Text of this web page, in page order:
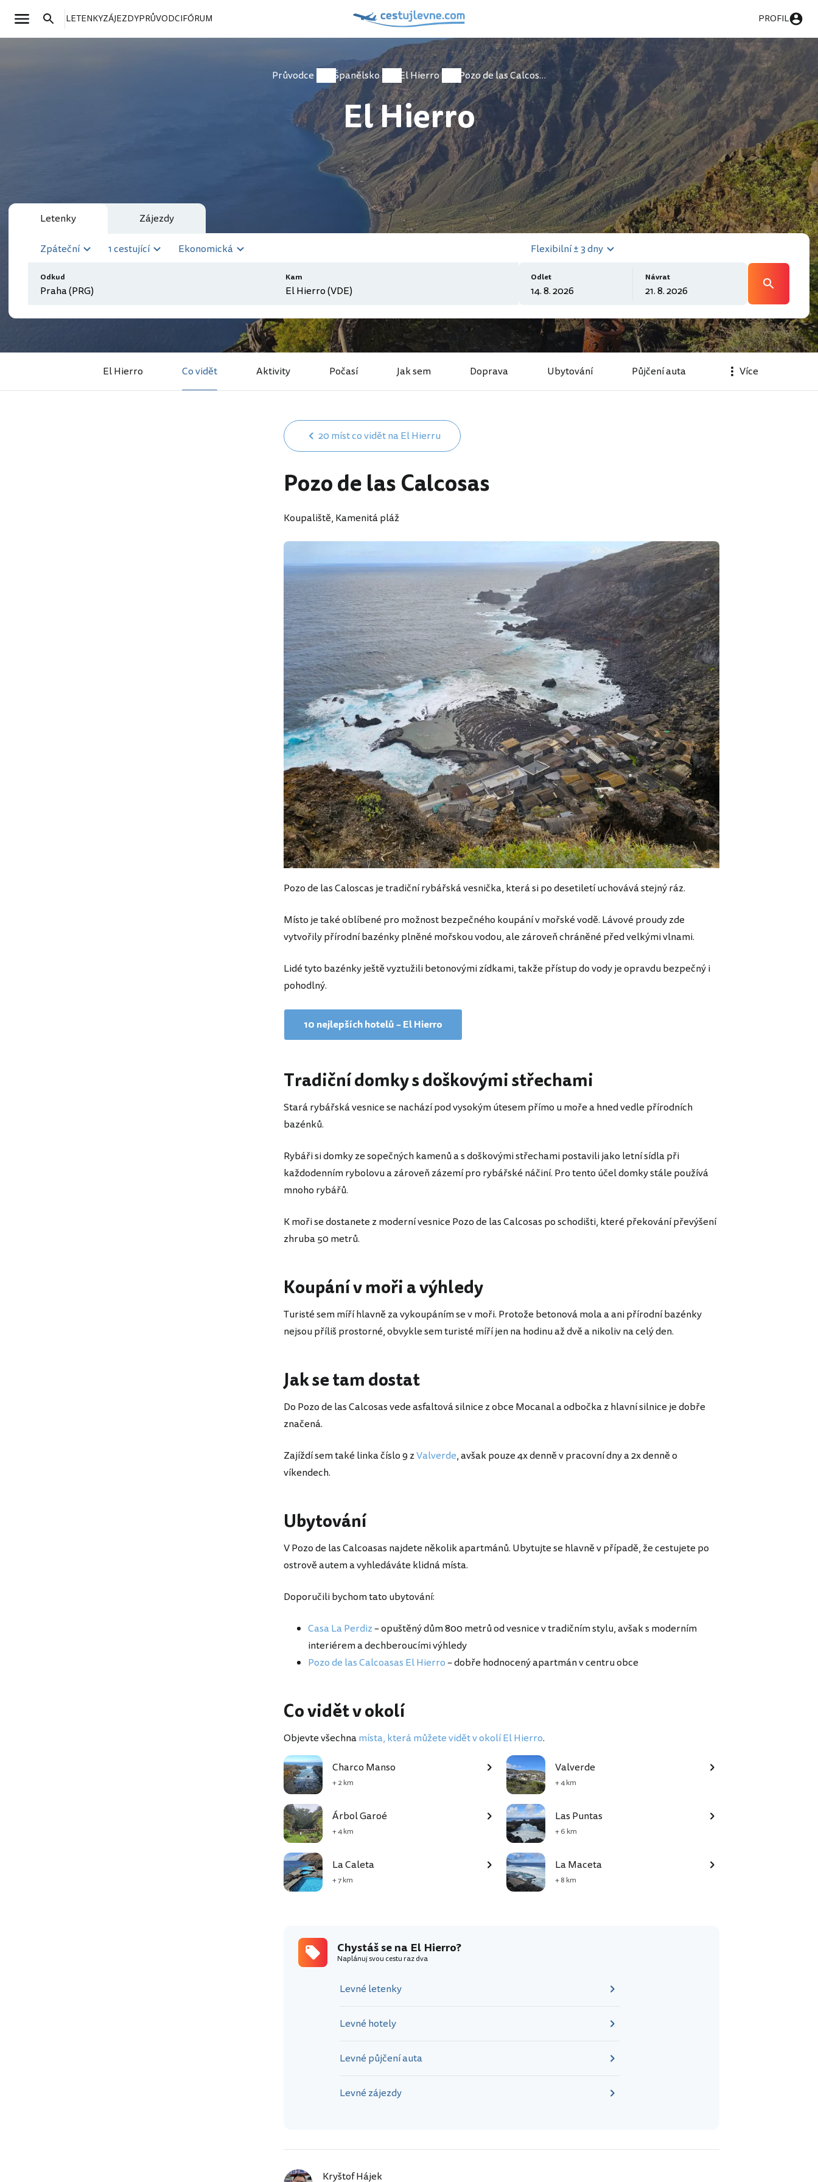
LETENKYZÁJEZDYPRŮVODCIFÓRUM PROFIL
Průvodce Španělsko El Hierro Pozo de las Calcosas
El Hierro
Letenky Zájezdy
Zpáteční 1 cestující Ekonomická
Odkud Kam
Flexibilní ± 3 dny
Odlet Návrat
El Hierro Co vidět Aktivity Počasí Jak sem Doprava Ubytování Půjčení auta Více
20 míst co vidět na El Hierru
Pozo de las Calcosas
Koupaliště, Kamenitá pláž
Pozo de las Caloscas je tradiční rybářská vesnička, která si po desetiletí uchovává stejný ráz.
Místo je také oblíbené pro možnost bezpečného koupání v mořské vodě. Lávové proudy zde
vytvořily přírodní bazénky plněné mořskou vodou, ale zároveň chráněné před velkými vlnami.
Lidé tyto bazénky ještě vyztužili betonovými zídkami, takže přístup do vody je opravdu bezpečný i
pohodlný.
10 nejlepších hotelů – El Hierro
Tradiční domky s doškovými střechami
Stará rybářská vesnice se nachází pod vysokým útesem přímo u moře a hned vedle přírodních
bazénků.
Rybáři si domky ze sopečných kamenů a s doškovými střechami postavili jako letní sídla při
každodenním rybolovu a zároveň zázemí pro rybářské náčiní. Pro tento účel domky stále používá
mnoho rybářů.
K moři se dostanete z moderní vesnice Pozo de las Calcosas po schodišti, které překování převýšení
zhruba 50 metrů.
Koupání v moři a výhledy
Turisté sem míří hlavně za vykoupáním se v moři. Protože betonová mola a ani přírodní bazénky
nejsou příliš prostorné, obvykle sem turisté míří jen na hodinu až dvě a nikoliv na celý den.
Jak se tam dostat
Do Pozo de las Calcosas vede asfaltová silnice z obce Mocanal a odbočka z hlavní silnice je dobře
značená.
Zajíždí sem také linka číslo 9 zValverde, avšak pouze 4x denně v pracovní dny a 2x denně o
víkendech.
Ubytování
V Pozo de las Calcoasas najdete několik apartmánů. Ubytujte se hlavně v případě, že cestujete po
ostrově autem a vyhledáváte klidná místa.
Doporučili bychom tato ubytování:
Casa La Perdiz– opuštěný dům 800 metrů od vesnice v tradičním stylu, avšak s moderním
interiérem a dechberoucími výhledy
Pozo de las Calcoasas El Hierro– dobře hodnocený apartmán v centru obce
Co vidět v okolí
Objevte všechnamísta, která můžete vidět v okolí El Hierro.
Charco Manso
+ 2 km
Valverde
+ 4 km
Árbol Garoé
+ 4 km
Las Puntas
+ 6 km
La Caleta
+ 7 km
La Maceta
+ 8 km
Chystáš se na El Hierro?
Naplánuj svou cestu raz dva
Levné letenky
Levné hotely
Levné půjčení auta
Levné zájezdy
Kryštof Hájek